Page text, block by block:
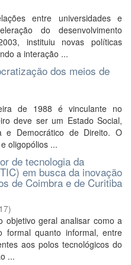
entre universidades e
do desenvolvimento
instituiu novas políticas
a interação ...
dos meios de
de 1988 é vinculante no
deve ser um Estado Social,
e Democrático de Direito. O
oligopólios ...
de tecnologia da
em busca da inovação
de Coimbra e de Curitiba
)
objetivo geral analisar como a
formal quanto informal, entre
aos polos tecnológicos do
...